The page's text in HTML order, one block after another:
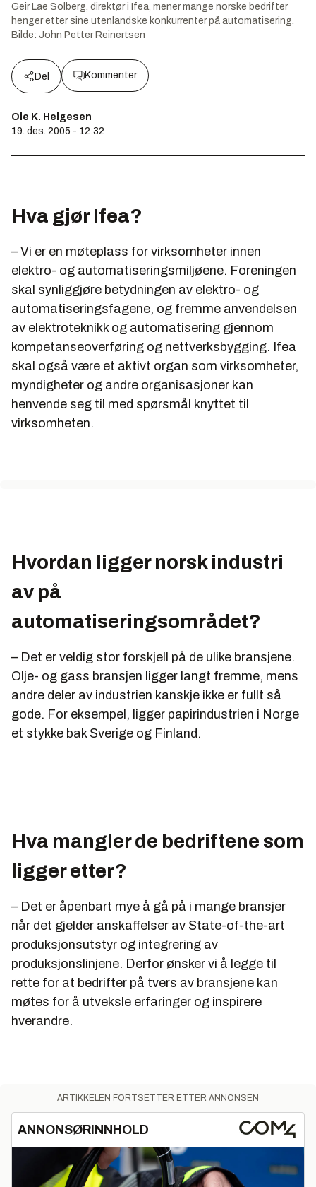
Geir Lae Solberg, direktør i Ifea, mener mange norske bedrifter
henger etter sine utenlandske konkurrenter på automatisering.
Bilde: John Petter Reinertsen
Del Kommenter
Ole K. Helgesen
19. des. 2005 - 12:32
Hva gjør Ifea?
– Vi er en møteplass for virksomheter innen
elektro- og automatiseringsmiljøene. Foreningen
skal synliggjøre betydningen av elektro- og
automatiseringsfagene, og fremme anvendelsen
av elektroteknikk og automatisering gjennom
kompetanseoverføring og nettverksbygging. Ifea
skal også være et aktivt organ som virksomheter,
myndigheter og andre organisasjoner kan
henvende seg til med spørsmål knyttet til
virksomheten.
Hvordan ligger norsk industri
av på
automatiseringsområdet?
– Det er veldig stor forskjell på de ulike bransjene.
Olje- og gass bransjen ligger langt fremme, mens
andre deler av industrien kanskje ikke er fullt så
gode. For eksempel, ligger papirindustrien i Norge
et stykke bak Sverige og Finland.
Hva mangler de bedriftene som
ligger etter?
– Det er åpenbart mye å gå på i mange bransjer
når det gjelder anskaffelser av State-of-the-art
produksjonsutstyr og integrering av
produksjonslinjene. Derfor ønsker vi å legge til
rette for at bedrifter på tvers av bransjene kan
møtes for å utveksle erfaringer og inspirere
hverandre.
ARTIKKELEN FORTSETTER ETTER ANNONSEN
ANNONSØRINNHOLD